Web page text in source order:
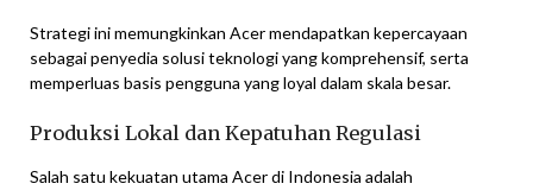
Strategi ini memungkinkan Acer mendapatkan kepercayaan
sebagai penyedia solusi teknologi yang komprehensif, serta
memperluas basis pengguna yang loyal dalam skala besar.
Produksi Lokal dan Kepatuhan Regulasi
Salah satu kekuatan utama Acer di Indonesia adalah